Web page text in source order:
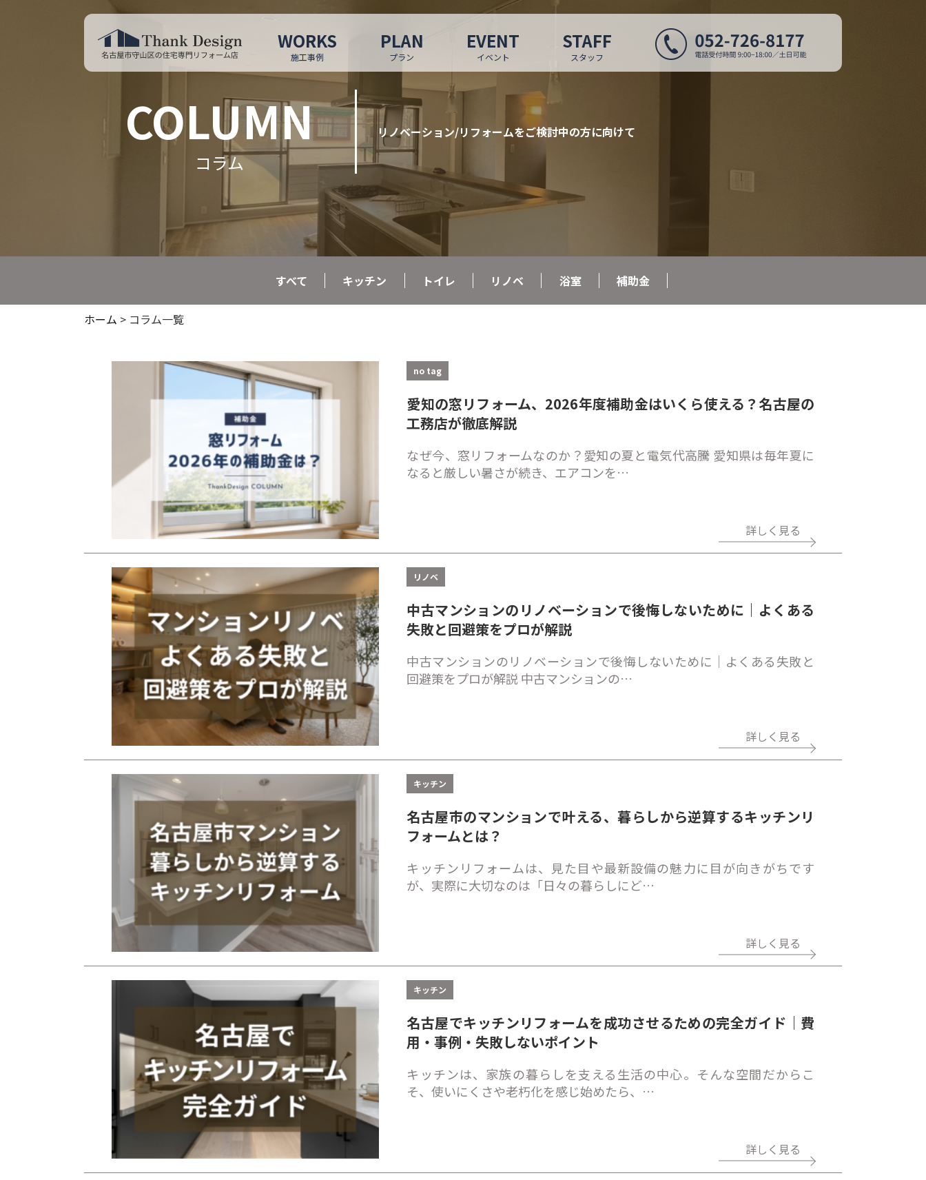
WORKS
施工事例
PLAN
プラン
EVENT
イベント
STAFF
スタッフ
COLUMN
コラム
リノベーション/リフォームをご検討中の方に向けて
すべて キッチン トイレ リノベ 浴室 補助金
ホーム > コラム一覧
no tag
愛知の窓リフォーム、2026年度補助金はいくら使える？名古屋の
工務店が徹底解説
なぜ今、窓リフォームなのか？愛知の夏と電気代高騰 愛知県は毎年夏に
なると厳しい暑さが続き、エアコンを…
詳しく見る
リノベ
中古マンションのリノベーションで後悔しないために｜よくある
失敗と回避策をプロが解説
中古マンションのリノベーションで後悔しないために｜よくある失敗と
回避策をプロが解説 中古マンションの…
詳しく見る
キッチン
名古屋市のマンションで叶える、暮らしから逆算するキッチンリ
フォームとは？
キッチンリフォームは、見た目や最新設備の魅力に目が向きがちです
が、実際に大切なのは「日々の暮らしにど…
詳しく見る
キッチン
名古屋でキッチンリフォームを成功させるための完全ガイド｜費
用・事例・失敗しないポイント
キッチンは、家族の暮らしを支える生活の中心。そんな空間だからこ
そ、使いにくさや老朽化を感じ始めたら、…
詳しく見る